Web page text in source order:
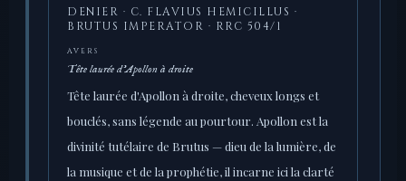
DENIER · C. FLAVIUS HEMICILLUS ·
BRUTUS IMPERATOR · RRC 504/1
AVERS
Tête laurée d'Apollon à droite
Tête laurée d'Apollon à droite, cheveux longs et
bouclés, sans légende au pourtour. Apollon est la
divinité tutélaire de Brutus — dieu de la lumière, de
la musique et de la prophétie, il incarne ici la clarté